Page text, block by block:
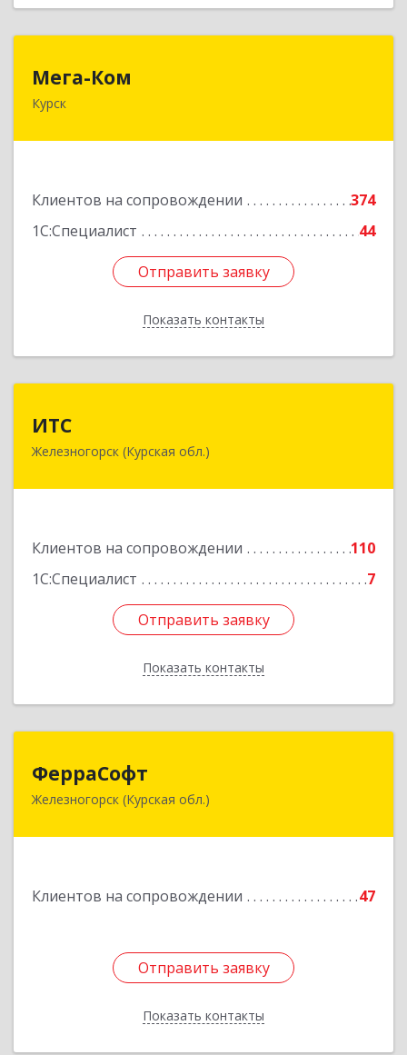
Мега-Ком
Курск
Клиентов на сопровождении
374
1С:Специалист
44
Отправить заявку
Показать контакты
305001, Курская обл, Курск г, Красной Армии ул,
Отправить заявку
Назад
ИТС
Железногорск (Курская обл.)
Клиентов на сопровождении
110
1С:Специалист
7
Отправить заявку
Показать контакты
307178, Курская обл, Железногорск г,
Отправить заявку
Назад
ФерраСофт
Железногорск (Курская обл.)
Клиентов на сопровождении 47
Отправить заявку
Показать контакты
307179, Курская обл, Железногорск г, Ленина ул,
Отправить заявку
Назад